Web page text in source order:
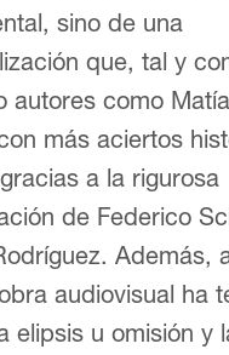
sino de una
que, tal y
autores como
más aciertos
a la rigurosa
de Federico
Además,
audiovisual ha
elipsis u omisión y